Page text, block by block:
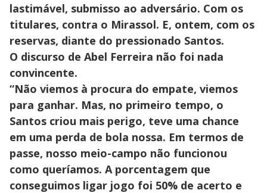
lastimável, submisso ao adversário. Com os
titulares, contra o Mirassol. E, ontem, com os
reservas, diante do pressionado Santos.
O discurso de Abel Ferreira não foi nada
convincente.
“Não viemos à procura do empate, viemos
para ganhar. Mas, no primeiro tempo, o
Santos criou mais perigo, teve uma chance
em uma perda de bola nossa. Em termos de
passe, nosso meio-campo não funcionou
como queríamos. A porcentagem que
conseguimos ligar jogo foi 50% de acerto e